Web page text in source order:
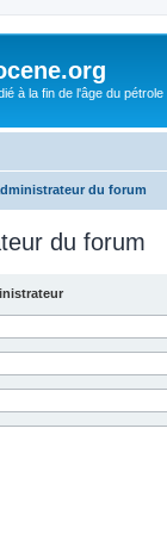
à la fin de l'âge du pétrole
du forum
du forum